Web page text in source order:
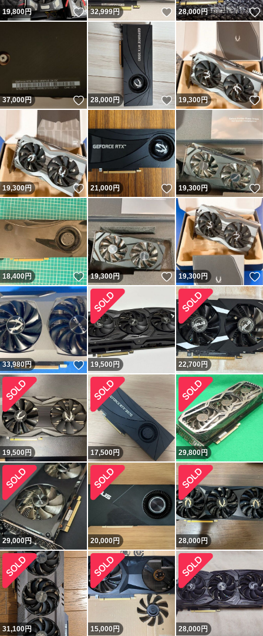
19,800円 いいね！
32,999円 いいね！
28,000円
37,000円 いいね！
28,000 円 いいね！
19,300円
19,300円 いいね！
21,000円 いいね！
19,300円
18,400円 いいね！
19,300円 いいね！
19,300円
33,980円 いいね！
19,500円 22,700円
19,500円 17,500円 29,800円
29,000円 20,000円 28,000円
31,100円 15,000円 28,000円